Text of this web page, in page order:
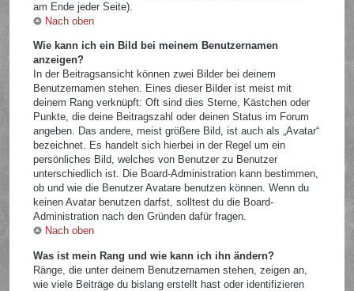
am Ende jeder Seite).
Nach oben
Wie kann ich ein Bild bei meinem Benutzernamen
anzeigen?
In der Beitragsansicht können zwei Bilder bei deinem
Benutzernamen stehen. Eines dieser Bilder ist meist mit
deinem Rang verknüpft: Oft sind dies Sterne, Kästchen oder
Punkte, die deine Beitragszahl oder deinen Status im Forum
angeben. Das andere, meist größere Bild, ist auch als „Avatar“
bezeichnet. Es handelt sich hierbei in der Regel um ein
persönliches Bild, welches von Benutzer zu Benutzer
unterschiedlich ist. Die Board-Administration kann bestimmen,
ob und wie die Benutzer Avatare benutzen können. Wenn du
keinen Avatar benutzen darfst, solltest du die Board-
Administration nach den Gründen dafür fragen.
Nach oben
Was ist mein Rang und wie kann ich ihn ändern?
Ränge, die unter deinem Benutzernamen stehen, zeigen an,
wie viele Beiträge du bislang erstellt hast oder identifizieren